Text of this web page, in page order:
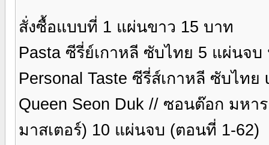
สั่งซื้อแบบที่ 1 แผ่นขาว 15 บาท
Pasta ซีรี่ย์เกาหลี ซับไทย 5 แผ่นจบ
Personal Taste ซีรี่ส์เกาหลี ซับไท
Queen Seon Duk // ซอนต๊อก มห
มาสเตอร์) 10 แผ่นจบ (ตอนที่ 1-62)